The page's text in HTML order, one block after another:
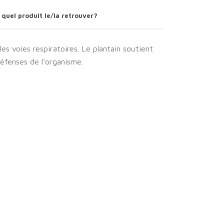
quel produit le/la retrouver?
voies respiratoires. Le plantain soutient
de l’organisme.